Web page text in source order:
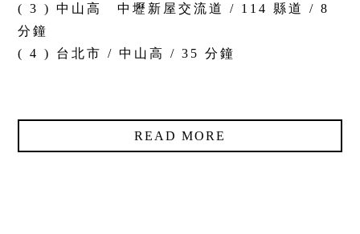
( 3 ) 中山高 中壢新屋交流道 / 114 縣道 / 8
分鐘
( 4 ) 台北市 / 中山高 / 35 分鐘
READ MORE